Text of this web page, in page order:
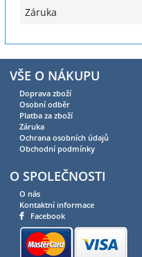
Záruka
VŠE O NÁKUPU
Doprava zboží
Osobní odběr
Platba za zboží
Záruka
Ochrana osobních údajů
Obchodní podmínky
O SPOLEČNOSTI
O nás
Kontaktní informace
Facebook